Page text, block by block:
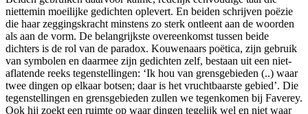
niettemin moeilijke gedichten oplevert. En beiden schrijven poëzie
die haar zeggingskracht minstens zo sterk ontleent aan de woorden
als aan de vorm. De belangrijkste overeenkomst tussen beide
dichters is de rol van de paradox. Kouwenaars poëtica, zijn gebruik
van symbolen en daarmee zijn gedichten zelf, bestaan uit een niet-
aflatende reeks tegenstellingen: ‘Ik hou van grensgebieden (..) waar
twee dingen op elkaar botsen; daar is het vruchtbaarste gebied’. Die
tegenstellingen en grensgebieden zullen we tegenkomen bij Faverey.
Ook hij zoekt een ruimte op waar dingen tegelijk wel en niet waar